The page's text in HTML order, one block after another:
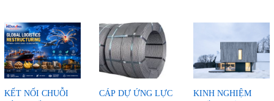
KẾT NỐI CHUỖI
CÁP DỰ ỨNG LỰC
KINH NGHIỆM